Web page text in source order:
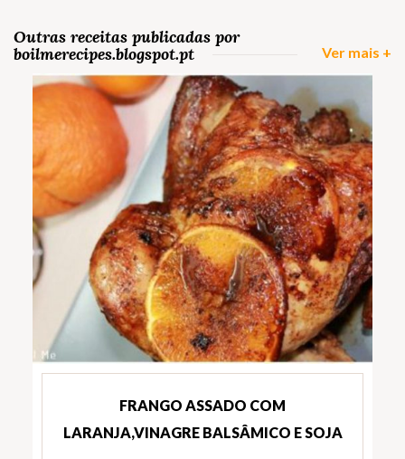
Outras receitas publicadas por
boilmerecipes.blogspot.pt
Ver mais +
FRANGO ASSADO COM
LARANJA,VINAGRE BALSÂMICO E SOJA